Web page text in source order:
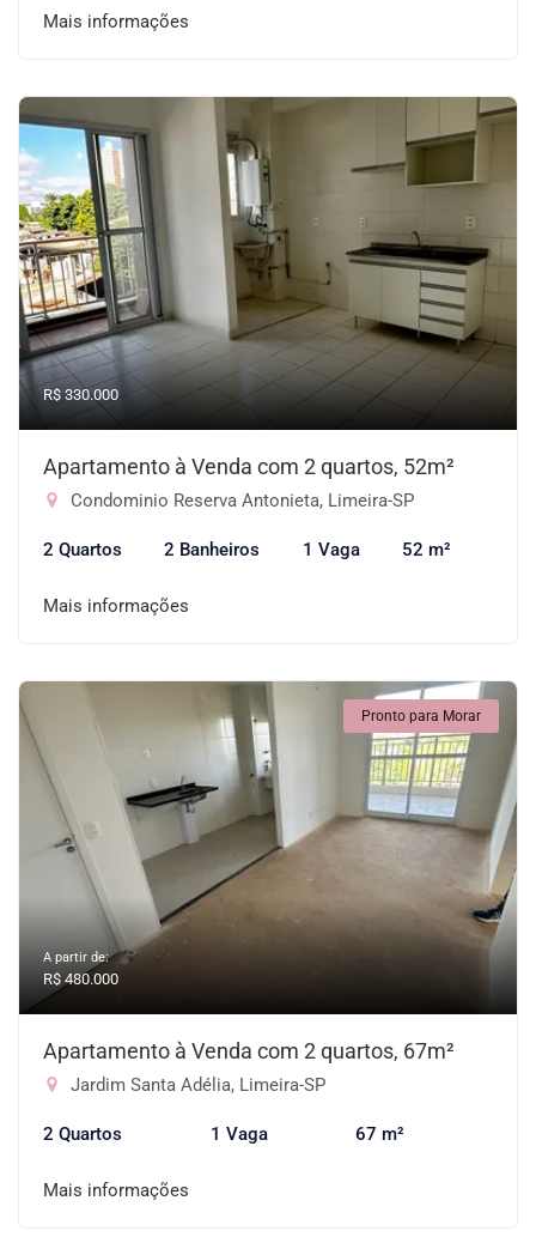
Mais informações
R$ 330.000
Apartamento à Venda com 2 quartos, 52m²
Condominio Reserva Antonieta, Limeira-SP
2 Quartos 2 Banheiros 1 Vaga 52 m²
Mais informações
Pronto para Morar
A partir de:
R$ 480.000
Apartamento à Venda com 2 quartos, 67m²
Jardim Santa Adélia, Limeira-SP
2 Quartos 1 Vaga 67 m²
Mais informações